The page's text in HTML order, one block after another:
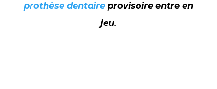
prothèse dentaireprovisoire entre en
jeu.